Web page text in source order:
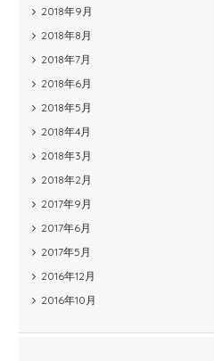
2018年9月
2018年8月
2018年7月
2018年6月
2018年5月
2018年4月
2018年3月
2018年2月
2017年9月
2017年6月
2017年5月
2016年12月
2016年10月